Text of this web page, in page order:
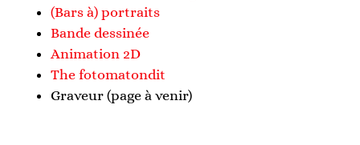
(Bars à) portraits
Bande dessinée
Animation 2D
The fotomatondit
Graveur (page à venir)